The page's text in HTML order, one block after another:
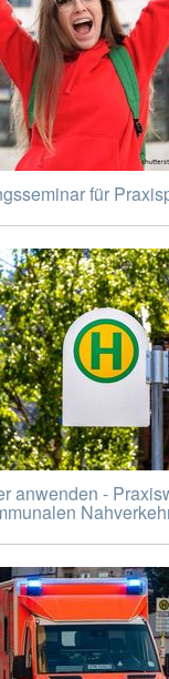
für
anwenden -